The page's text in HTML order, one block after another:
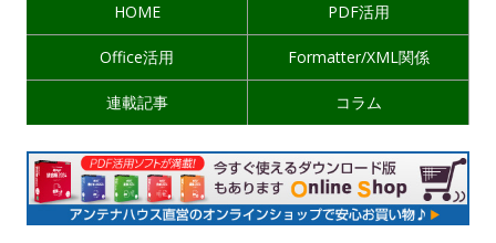
HOME PDF活用
Office活用 Formatter/XML関係
連載記事 コラム